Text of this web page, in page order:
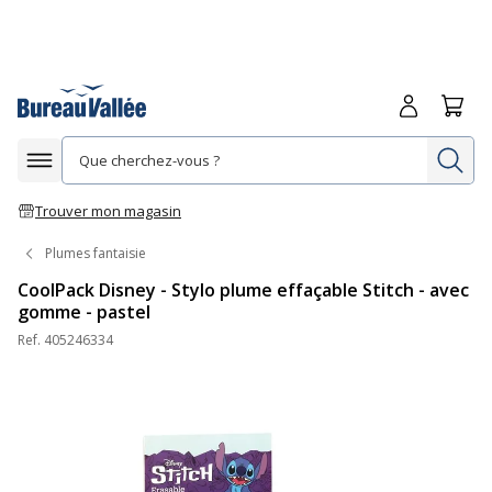
Afficher la navigation
Trouver mon magasin
Me
Plumes fantaisie
CoolPack Disney - Stylo plume effaçable Stitch - avec
gomme - pastel
Ref. 405246334